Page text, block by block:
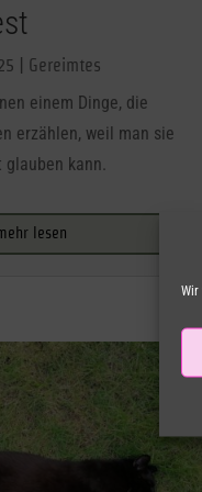
Wir
Gereimtes
einem Dinge, die
erzählen, weil man sie
kann.
lesen